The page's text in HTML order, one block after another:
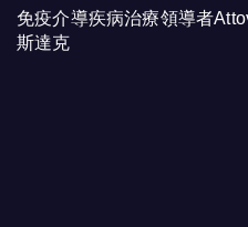
免疫介導疾病治療領導者
斯達克